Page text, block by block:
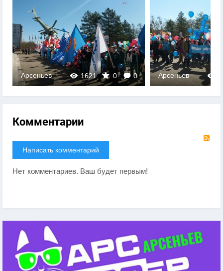
1621 0 0
Арсеньев Арсеньев
Комментарии
Написать комментарий
Нет комментариев. Ваш будет первым!